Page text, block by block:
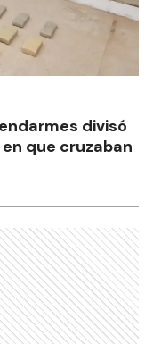
divisó
que cruzaban